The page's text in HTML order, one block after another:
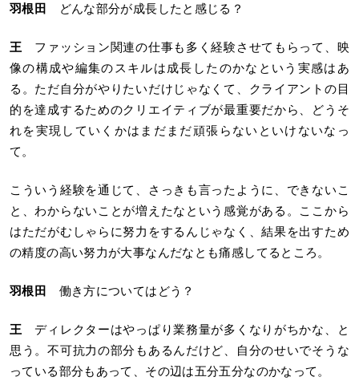
羽根田 どんな部分が成長したと感じる？
王 ファッション関連の仕事も多く経験させてもらって、映
像の構成や編集のスキルは成長したのかなという実感はあ
る。ただ自分がやりたいだけじゃなくて、クライアントの目
的を達成するためのクリエイティブが最重要だから、どうそ
れを実現していくかはまだまだ頑張らないといけないなっ
て。
こういう経験を通じて、さっきも言ったように、できないこ
と、わからないことが増えたなという感覚がある。ここから
はただがむしゃらに努力をするんじゃなく、結果を出すため
の精度の高い努力が大事なんだなとも痛感してるところ。
羽根田 働き方についてはどう？
王 ディレクターはやっぱり業務量が多くなりがちかな、と
思う。不可抗力の部分もあるんだけど、自分のせいでそうな
っている部分もあって、その辺は五分五分なのかなって。